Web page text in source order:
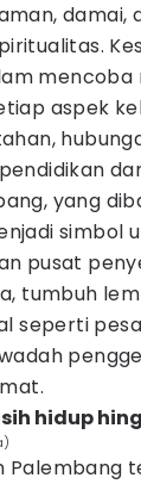
damai,
mencoba
aspek
yang
simbol
pusat
tumbuh
seperti
hidup
Palembang